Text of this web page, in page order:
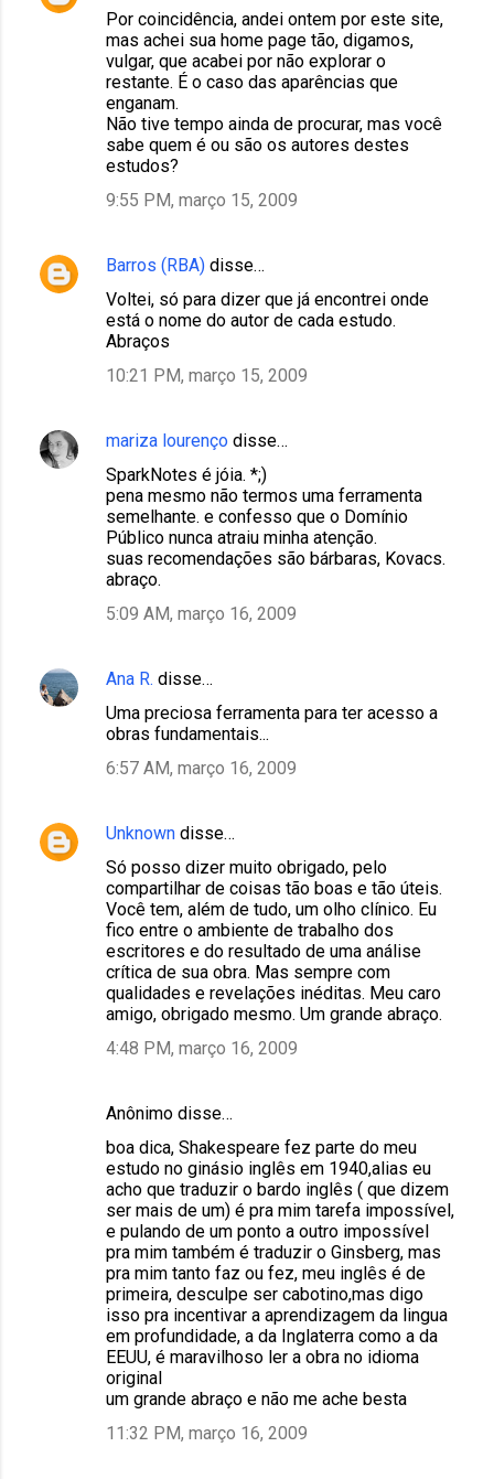
Por coincidência, andei ontem por este site,
mas achei sua home page tão, digamos,
vulgar, que acabei por não explorar o
restante. É o caso das aparências que
enganam.
Não tive tempo ainda de procurar, mas você
sabe quem é ou são os autores destes
estudos?
9:55 PM, março 15, 2009
Barros (RBA) disse…
Voltei, só para dizer que já encontrei onde
está o nome do autor de cada estudo.
Abraços
10:21 PM, março 15, 2009
mariza lourenço disse…
SparkNotes é jóia. *;)
pena mesmo não termos uma ferramenta
semelhante. e confesso que o Domínio
Público nunca atraiu minha atenção.
suas recomendações são bárbaras, Kovacs.
abraço.
5:09 AM, março 16, 2009
Ana R. disse…
Uma preciosa ferramenta para ter acesso a
obras fundamentais...
6:57 AM, março 16, 2009
Unknown disse…
Só posso dizer muito obrigado, pelo
compartilhar de coisas tão boas e tão úteis.
Você tem, além de tudo, um olho clínico. Eu
fico entre o ambiente de trabalho dos
escritores e do resultado de uma análise
crítica de sua obra. Mas sempre com
qualidades e revelações inéditas. Meu caro
amigo, obrigado mesmo. Um grande abraço.
4:48 PM, março 16, 2009
Anônimo disse…
boa dica, Shakespeare fez parte do meu
estudo no ginásio inglês em 1940,alias eu
acho que traduzir o bardo inglês ( que dizem
ser mais de um) é pra mim tarefa impossível,
e pulando de um ponto a outro impossível
pra mim também é traduzir o Ginsberg, mas
pra mim tanto faz ou fez, meu inglês é de
primeira, desculpe ser cabotino,mas digo
isso pra incentivar a aprendizagem da lingua
em profundidade, a da Inglaterra como a da
EEUU, é maravilhoso ler a obra no idioma
original
um grande abraço e não me ache besta
11:32 PM, março 16, 2009